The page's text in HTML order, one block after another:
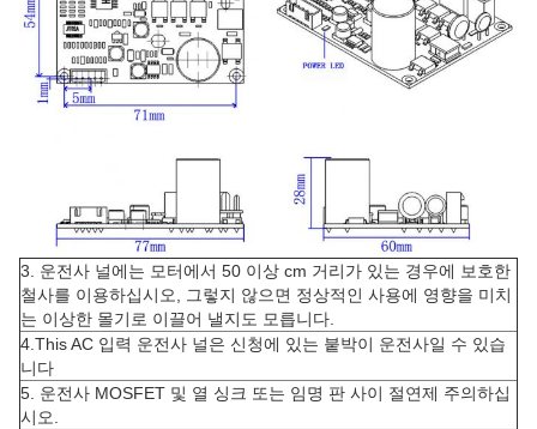
3. 운전사 널에는 모터에서 50 이상 cm 거리가 있는 경우에 보호한
철사를 이용하십시오, 그렇지 않으면 정상적인 사용에 영향을 미치
는 이상한 몰기로 이끌어 낼지도 모릅니다.
4.This AC 입력 운전사 널은 신청에 있는 붙박이 운전사일 수 있습
니다
5. 운전사 MOSFET 및 열 싱크 또는 임명 판 사이 절연제 주의하십
시오.